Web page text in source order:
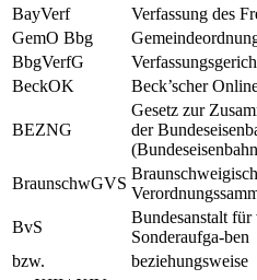
BayVerf
Verfassung des
GemO Bbg
BbgVerfG
BeckOK
Beck’scher
BEZNG
Gesetz zur
der
BraunschwGVS
BvS
Bundesanstalt
Sonderaufga-ben
bzw.
beziehungsweise